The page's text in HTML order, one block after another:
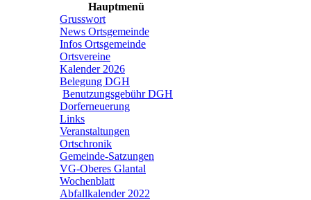
Hauptmenü
Grusswort
News Ortsgemeinde
Infos Ortsgemeinde
Ortsvereine
Kalender 2026
Belegung DGH
Benutzungsgebühr DGH
Dorferneuerung
Links
Veranstaltungen
Ortschronik
Gemeinde-Satzungen
VG-Oberes Glantal
Wochenblatt
Abfallkalender 2022